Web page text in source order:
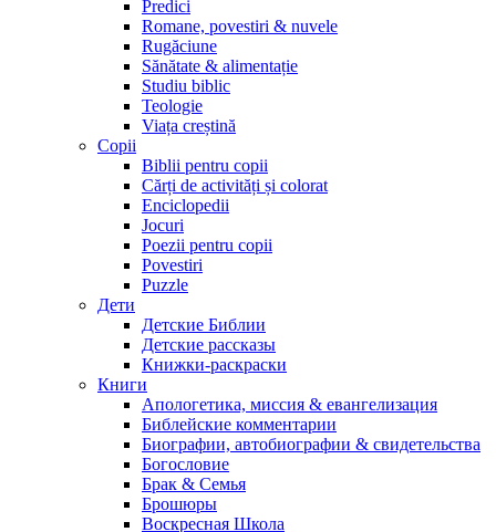
Predici
Romane, povestiri & nuvele
Rugăciune
Sănătate & alimentație
Studiu biblic
Teologie
Viața creștină
Copii
Biblii pentru copii
Cărți de activități și colorat
Enciclopedii
Jocuri
Poezii pentru copii
Povestiri
Puzzle
Дети
Детские Библии
Детские рассказы
Книжки-раскраски
Книги
Апологетика, миссия & евангелизация
Библейские комментарии
Биографии, автобиографии & свидетельства
Богословие
Брак & Семья
Брошюры
Воскресная Школа